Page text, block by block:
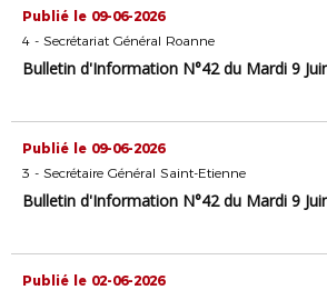
Publié le 09-06-2026
4 - Secrétariat Général Roanne
Bulletin d'Information N°42 du Mardi 9
Publié le 09-06-2026
3 - Secrétaire Général Saint-Etienne
Bulletin d'Information N°42 du Mardi 9
Publié le 02-06-2026